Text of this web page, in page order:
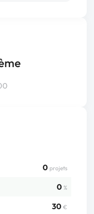
0 projets
0 %
30 €